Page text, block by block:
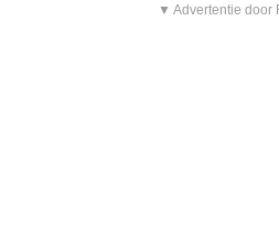
▼ Advertentie door